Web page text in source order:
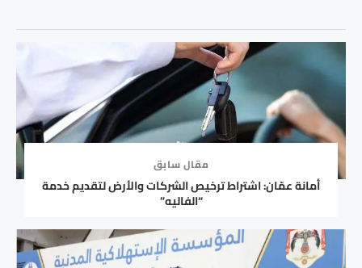
مقال سابق
أمانة عمّان: اشتراط ترخيص الشركات والأرض لتقديم خدمة
“الفاليه”